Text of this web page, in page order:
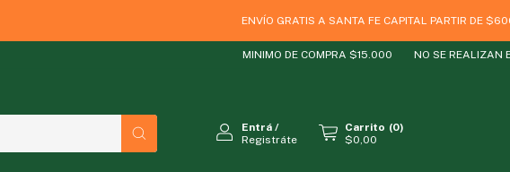
ENVÍO GRATIS A SANTA FE CAPITAL PARTIR DE $60000
MINIMO DE COMPRA $15.000 NO SE REALIZAN
Entrá/
Registráte
Carrito (0)
$0,00